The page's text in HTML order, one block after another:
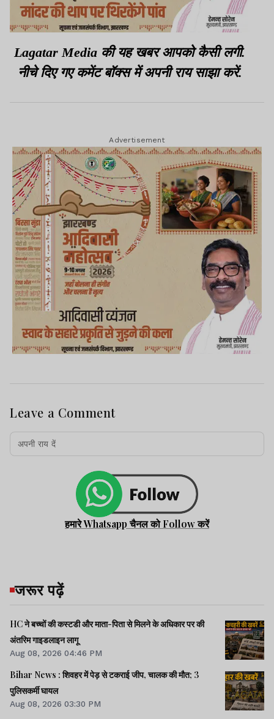
Lagatar Media की यह खबर आपको कैसी लगी.
नीचे दिए गए कमेंट बॉक्स में अपनी राय साझा करें.
Advertisement
Leave a Comment
हमारे Whatsapp चैनल को Follow करें
जरूर पढ़ें
HC ने बच्चों की कस्टडी और माता-पिता से मिलने के अधिकार पर की
अंतरिम गाइडलाइन लागू
Aug 08, 2026 04:46 PM
Bihar News : शिवहर में पेड़ से टकराई जीप, चालक की मौत; 3
पुलिसकर्मी घायल
Aug 08, 2026 03:30 PM